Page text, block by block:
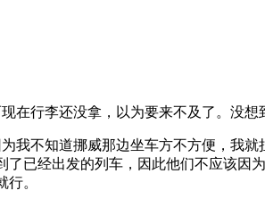
在行李还没拿，以为要来不及了。没
我不知道挪威那边坐车方不方便，我
已经出发的列车，因此他们不应该
。